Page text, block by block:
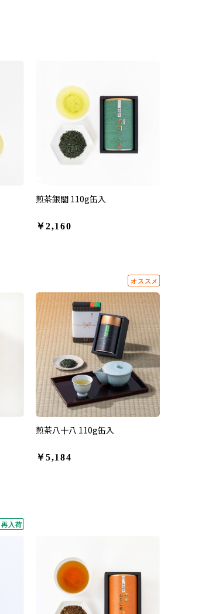
煎茶銀閣 110g缶入
￥2,160
煎茶八十八 110g缶入
￥5,184